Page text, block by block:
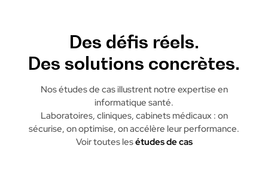
Des défis réels.
Des solutions concrètes.
Nos études de cas illustrent notre expertise en
informatique santé.
Laboratoires, cliniques, cabinets médicaux : on
sécurise, on optimise, on accélère leur performance.
Voir toutes lesétudes de cas